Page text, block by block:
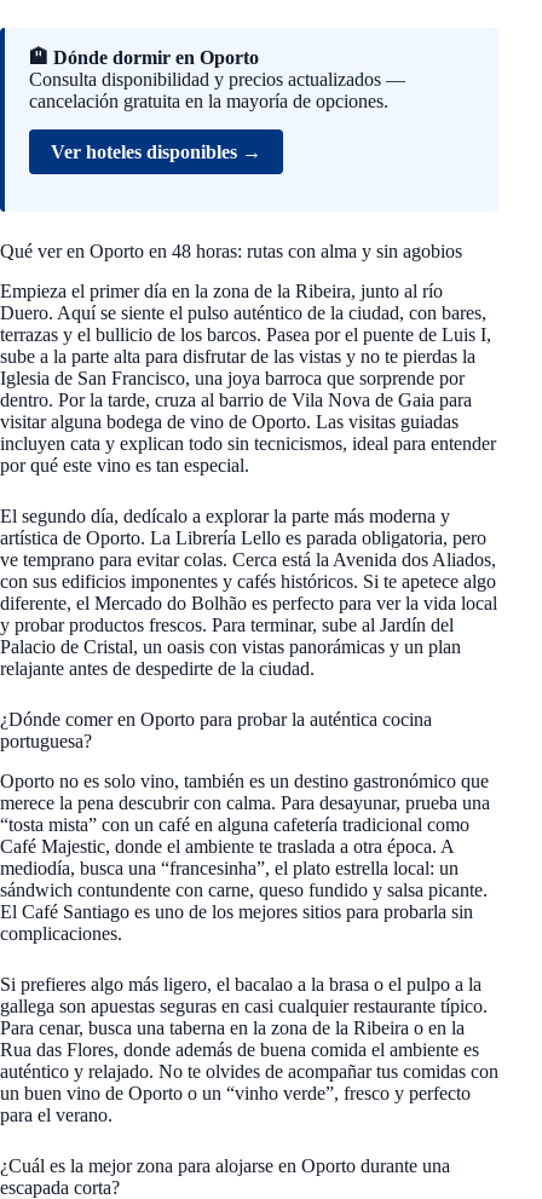
🏨 Dónde dormir en Oporto
Consulta disponibilidad y precios actualizados —
cancelación gratuita en la mayoría de opciones.
Ver hoteles disponibles →
Qué ver en Oporto en 48 horas: rutas con alma y sin agobios
Empieza el primer día en la zona de la Ribeira, junto al río
Duero. Aquí se siente el pulso auténtico de la ciudad, con bares,
terrazas y el bullicio de los barcos. Pasea por el puente de Luis I,
sube a la parte alta para disfrutar de las vistas y no te pierdas la
Iglesia de San Francisco, una joya barroca que sorprende por
dentro. Por la tarde, cruza al barrio de Vila Nova de Gaia para
visitar alguna bodega de vino de Oporto. Las visitas guiadas
incluyen cata y explican todo sin tecnicismos, ideal para entender
por qué este vino es tan especial.
El segundo día, dedícalo a explorar la parte más moderna y
artística de Oporto. La Librería Lello es parada obligatoria, pero
ve temprano para evitar colas. Cerca está la Avenida dos Aliados,
con sus edificios imponentes y cafés históricos. Si te apetece algo
diferente, el Mercado do Bolhão es perfecto para ver la vida local
y probar productos frescos. Para terminar, sube al Jardín del
Palacio de Cristal, un oasis con vistas panorámicas y un plan
relajante antes de despedirte de la ciudad.
¿Dónde comer en Oporto para probar la auténtica cocina
portuguesa?
Oporto no es solo vino, también es un destino gastronómico que
merece la pena descubrir con calma. Para desayunar, prueba una
“tosta mista” con un café en alguna cafetería tradicional como
Café Majestic, donde el ambiente te traslada a otra época. A
mediodía, busca una “francesinha”, el plato estrella local: un
sándwich contundente con carne, queso fundido y salsa picante.
El Café Santiago es uno de los mejores sitios para probarla sin
complicaciones.
Si prefieres algo más ligero, el bacalao a la brasa o el pulpo a la
gallega son apuestas seguras en casi cualquier restaurante típico.
Para cenar, busca una taberna en la zona de la Ribeira o en la
Rua das Flores, donde además de buena comida el ambiente es
auténtico y relajado. No te olvides de acompañar tus comidas con
un buen vino de Oporto o un “vinho verde”, fresco y perfecto
para el verano.
¿Cuál es la mejor zona para alojarse en Oporto durante una
escapada corta?